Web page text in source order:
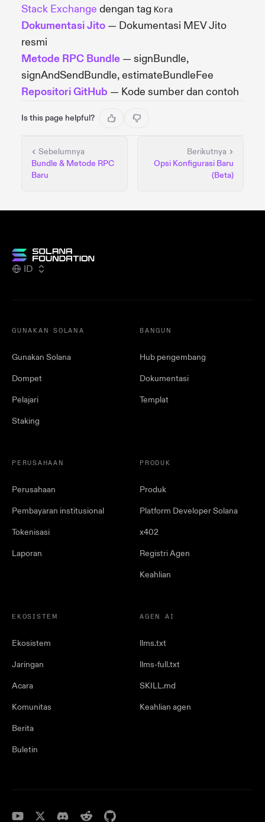
Stack Exchange dengan tag Kora
Dokumentasi Jito — Dokumentasi MEV Jito
resmi
Metode RPC Bundle — signBundle,
signAndSendBundle, estimateBundleFee
Repositori GitHub — Kode sumber dan contoh
Is this page helpful?
Sebelumnya
Bundle & Metode RPC
Baru
Berikutnya
Opsi Konfigurasi Baru
(Beta)
ID
GUNAKAN SOLANA
Gunakan Solana
Dompet
Pelajari
Staking
BANGUN
Hub pengembang
Dokumentasi
Templat
PERUSAHAAN
Perusahaan
Pembayaran institusional
Tokenisasi
Laporan
PRODUK
Produk
Platform Developer Solana
x402
Registri Agen
Keahlian
EKOSISTEM
Ekosistem
Jaringan
Acara
Komunitas
Berita
Buletin
AGEN AI
llms.txt
llms-full.txt
SKILL.md
Keahlian agen